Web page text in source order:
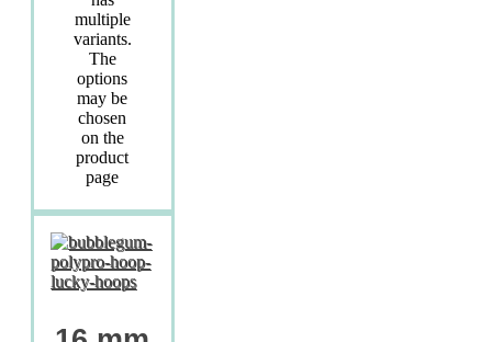
multiple
variants.
The
options
may be
chosen
on the
product
page